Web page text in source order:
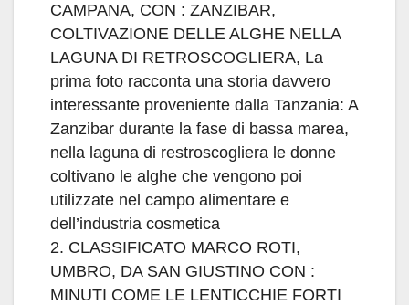
CAMPANA, CON : ZANZIBAR,
COLTIVAZIONE DELLE ALGHE NELLA
LAGUNA DI RETROSCOGLIERA, La
prima foto racconta una storia davvero
interessante proveniente dalla Tanzania: A
Zanzibar durante la fase di bassa marea,
nella laguna di restroscogliera le donne
coltivano le alghe che vengono poi
utilizzate nel campo alimentare e
dell’industria cosmetica
2. CLASSIFICATO MARCO ROTI,
UMBRO, DA SAN GIUSTINO CON :
MINUTI COME LE LENTICCHIE FORTI